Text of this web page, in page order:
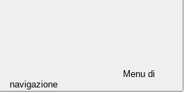
Menu di
navigazione